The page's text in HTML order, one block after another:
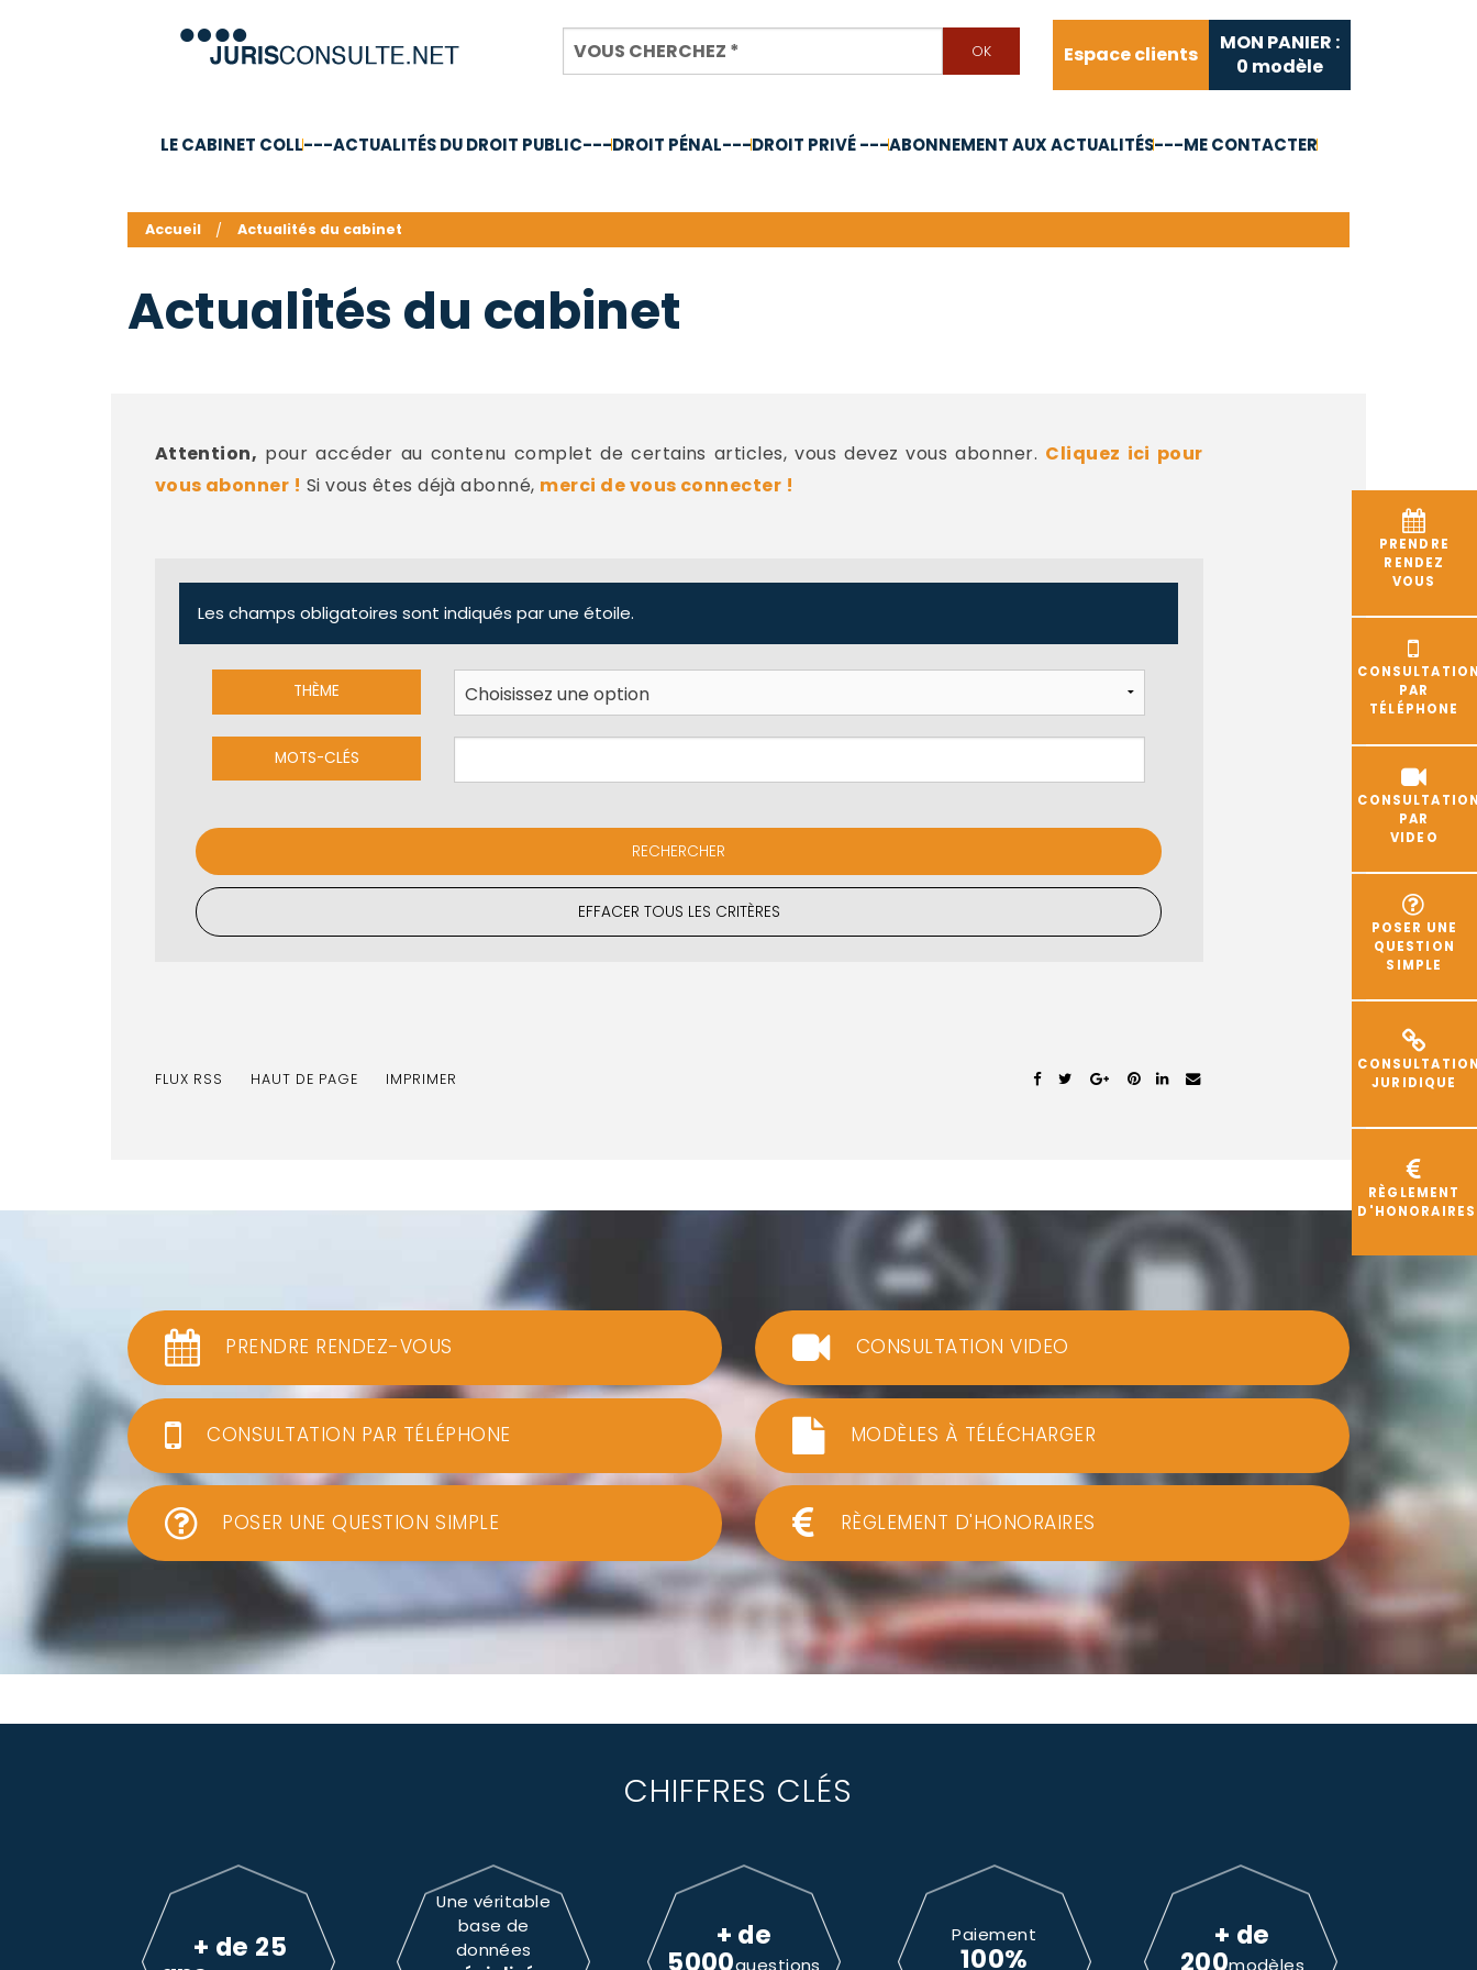
Espace clients
MON PANIER :
0 modèle
LE CABINET COLL---ACTUALITÉS DU DROIT PUBLIC---DROIT PÉNAL---DROIT PRIVÉ ---ABONNEMENT AUX ACTUALITÉS---ME CONTACTER
PRENDRE
RENDEZ
VOUS
PAR
TÉLÉPHONE
PAR
VIDEO
POSER UNE
QUESTION
SIMPLE
JURIDIQUE
RÈGLEMENT
D'HONORAIRES
Accueil Actualités du cabinet
Actualités du cabinet
Attention, pour accéder au contenu complet de certains articles, vous devez vous abonner. Cliquez ici pour
vous abonner ! Si vous êtes déjà abonné, merci de vous connecter !
Les champs obligatoires sont indiqués par une étoile.
THÈME
MOTS-CLÉS
EFFACER TOUS LES CRITÈRES
FLUX RSS HAUT DE PAGE IMPRIMER
PRENDRE RENDEZ-VOUS
CONSULTATION PAR TÉLÉPHONE
POSER UNE QUESTION SIMPLE
CONSULTATION VIDEO
MODÈLES À TÉLÉCHARGER
RÈGLEMENT D'HONORAIRES
CHIFFRES CLÉS
+ de 25
Une véritable
base de
données
+ de
5000questions
Paiement
100%
+ de
200modèles